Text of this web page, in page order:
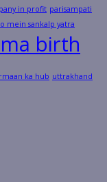
in profit parisampati
mein sankalp yatra
birth
ka hub uttrakhand